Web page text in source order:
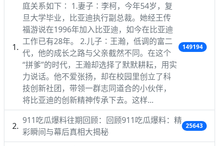
庭关系如下∶ 1.妻子∶李柯，今年54岁，复
旦大学毕业，比亚迪执行副总裁。她经王传
福游说在1996年加入比亚迪，如今在比亚迪
工作已有28年。 2.儿子∶王瀚，低调的富二
代，他的成长之路与父亲截然不同。在这个
“拼爹”的时代，王瀚却选择了默默耕耘，用实
力说话。他不爱张扬，却在校园里创立了科
技创新社团，带领一群志同道合的小伙伴，
将比亚迪的创新精神传承下去。这样...
149194
911吃瓜爆料往期回顾：回顾911吃瓜爆料：精
彩瞬间与幕后真相大揭秘
25643